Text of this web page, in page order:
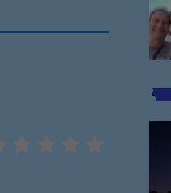
20:00 - 20:59
US Top 1961